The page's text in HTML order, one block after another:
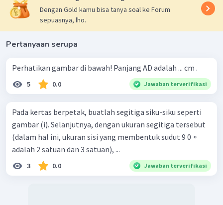
Dengan Gold kamu bisa tanya soal ke Forum
sepuasnya, lho.
Pertanyaan serupa
Perhatikan gambar di bawah! Panjang AD adalah ... cm .
5 0.0 Jawaban terverifikasi
Pada kertas berpetak, buatlah segitiga siku-siku seperti
gambar (i). Selanjutnya, dengan ukuran segitiga tersebut
(dalam hal ini, ukuran sisi yang membentuk sudut 9 0 ∘
adalah 2 satuan dan 3 satuan), ...
3 0.0 Jawaban terverifikasi